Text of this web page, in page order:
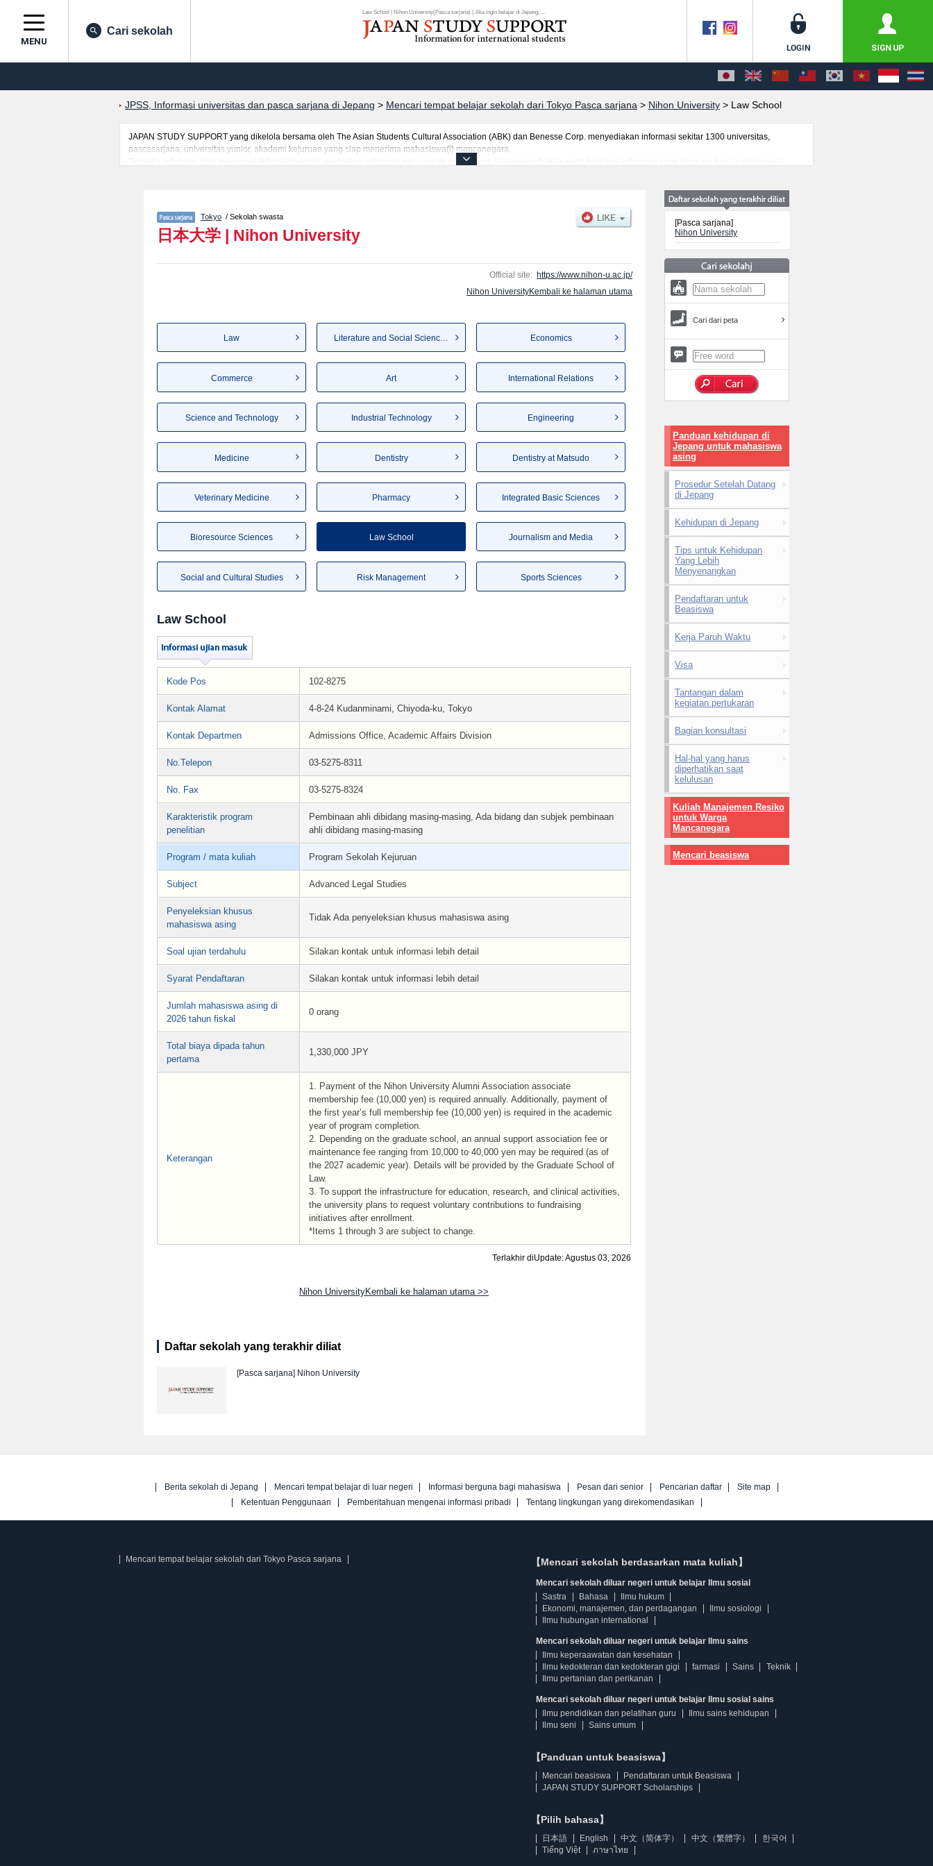
Law School | Nihon University(Pasca sarjana) | Jika ingin belajar di Jepang, ...
MENU
Cari sekolah
JPSS, Informasi universitas dan pasca sarjana di Jepang > Mencari tempat belajar sekolah dari Tokyo Pasca sarjana > Nihon University > Law School
JAPAN STUDY SUPPORT yang dikelola bersama oleh The Asian Students Cultural Association (ABK) dan Benesse Corp. menyediakan informasi sekitar 1300 universitas,
pascasarjana, universitas yunior, akademi kejuruan yang siap menerima mahasiswa(i) mancanegara.
Tersedia informasi rinci mengenai Nihon University, mencakup informasi per jurusan riset seperti %% research %%, serta berbagai informasi yang berguna bagi mahasiswa(i)
Tokyo / Sekolah swasta
日本大学 | Nihon University
Official site: https://www.nihon-u.ac.jp/
Nihon UniversityKembali ke halaman utama
Law Literature and Social Sciences Economics
Commerce Art International Relations
Science and Technology Industrial Technology Engineering
Medicine Dentistry Dentistry at Matsudo
Veterinary Medicine Pharmacy Integrated Basic Sciences
Bioresource Sciences Law School Journalism and Media
Social and Cultural Studies Risk Management Sports Sciences
Law School
Kode Pos 102-8275
Kontak Alamat 4-8-24 Kudanminami, Chiyoda-ku, Tokyo
Kontak Departmen Admissions Office, Academic Affairs Division
No.Telepon 03-5275-8311
No. Fax 03-5275-8324
Karakteristik program
penelitian
Pembinaan ahli dibidang masing-masing, Ada bidang dan subjek pembinaan
ahli dibidang masing-masing
Program / mata kuliah Program Sekolah Kejuruan
Subject Advanced Legal Studies
Penyeleksian khusus
mahasiswa asing
Tidak Ada penyeleksian khusus mahasiswa asing
Soal ujian terdahulu Silakan kontak untuk informasi lebih detail
Syarat Pendaftaran Silakan kontak untuk informasi lebih detail
Jumlah mahasiswa asing di
2026 tahun fiskal
0 orang
Total biaya dipada tahun
pertama
1,330,000 JPY
Keterangan
1. Payment of the Nihon University Alumni Association associate
membership fee (10,000 yen) is required annually. Additionally, payment of
the first year’s full membership fee (10,000 yen) is required in the academic
year of program completion.
2. Depending on the graduate school, an annual support association fee or
maintenance fee ranging from 10,000 to 40,000 yen may be required (as of
the 2027 academic year). Details will be provided by the Graduate School of
Law.
3. To support the infrastructure for education, research, and clinical activities,
the university plans to request voluntary contributions to fundraising
initiatives after enrollment.
*Items 1 through 3 are subject to change.
Terlakhir diUpdate: Agustus 03, 2026
Nihon UniversityKembali ke halaman utama >>
Daftar sekolah yang terakhir diliat
[Pasca sarjana] Nihon University
[Pasca sarjana]
Nihon University
Cari dari peta
Panduan kehidupan di
Jepang untuk mahasiswa
asing
Prosedur Setelah Datang
di Jepang
Kehidupan di Jepang
Tips untuk Kehidupan
Yang Lebih
Menyenangkan
Pendaftaran untuk
Beasiswa
Kerja Paruh Waktu
Visa
Tantangan dalam
kegiatan pertukaran
Bagian konsultasi
Hal-hal yang harus
diperhatikan saat
kelulusan
Kuliah Manajemen Resiko
untuk Warga
Mancanegara
Mencari beasiswa
Berita sekolah di Jepang Mencari tempat belajar di luar negeri Informasi berguna bagi mahasiswa Pesan dari senior Pencarian daftar
Site map
Ketentuan Penggunaan
Pemberitahuan mengenai informasi pribadi Tentang lingkungan yang direkomendasikan
Mencari tempat belajar sekolah dari Tokyo Pasca sarjana 【Mencari sekolah berdasarkan mata kuliah】
Mencari sekolah diluar negeri untuk belajar Ilmu sosial
Sastra
Bahasa
Ilmu hukum
Ekonomi, manajemen, dan perdagangan
Ilmu sosiologi
Ilmu hubungan international
Mencari sekolah diluar negeri untuk belajar Ilmu sains
Ilmu keperaawatan dan kesehatan
Ilmu kedokteran dan kedokteran gigi
farmasi Sains
Teknik
Ilmu pertanian dan perikanan
Mencari sekolah diluar negeri untuk belajar Ilmu sosial sains
Ilmu pendidikan dan pelatihan guru
Ilmu sains kehidupan
Ilmu seni
Sains umum
【Panduan untuk beasiswa】
Mencari beasiswa
Pendaftaran untuk Beasiswa
JAPAN STUDY SUPPORT Scholarships
【Pilih bahasa】
日本語 English 中文（简体字） 中文（繁體字）
한국어
Tiếng Việt
ภาษาไทย